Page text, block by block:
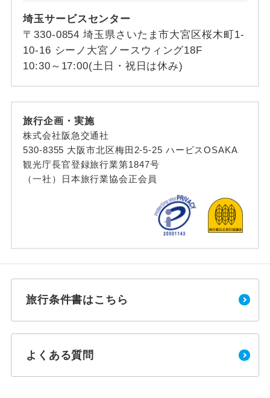
埼玉サービスセンター
〒330-0854 埼玉県さいたま市大宮区桜木町1-
10-16 シーノ大宮ノースウィング18F
10:30～17:00(土日・祝日は休み)
旅行企画・実施
株式会社阪急交通社
530-8355 大阪市北区梅田2-5-25 ハービスOSAKA
観光庁長官登録旅行業第1847号
（一社）日本旅行業協会正会員
旅行条件書はこちら
よくある質問